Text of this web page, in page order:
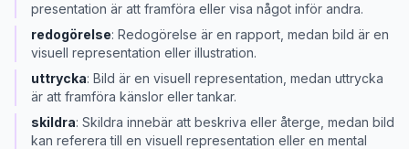
presentation är att framföra eller visa något inför andra.
redogörelse: Redogörelse är en rapport, medan bild är en
visuell representation eller illustration.
uttrycka: Bild är en visuell representation, medan uttrycka
är att framföra känslor eller tankar.
skildra: Skildra innebär att beskriva eller återge, medan bild
kan referera till en visuell representation eller en mental